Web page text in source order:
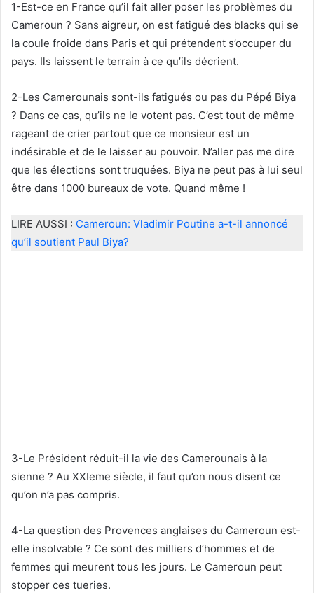
1-Est-ce en France qu’il fait aller poser les problèmes du
Cameroun ? Sans aigreur, on est fatigué des blacks qui se
la coule froide dans Paris et qui prétendent s’occuper du
pays. Ils laissent le terrain à ce qu’ils décrient.
2-Les Camerounais sont-ils fatigués ou pas du Pépé Biya
? Dans ce cas, qu’ils ne le votent pas. C’est tout de même
rageant de crier partout que ce monsieur est un
indésirable et de le laisser au pouvoir. N’aller pas me dire
que les élections sont truquées. Biya ne peut pas à lui seul
être dans 1000 bureaux de vote. Quand même !
LIRE AUSSI : Cameroun: Vladimir Poutine a-t-il annoncé
qu’il soutient Paul Biya?
3-Le Président réduit-il la vie des Camerounais à la
sienne ? Au XXIeme siècle, il faut qu’on nous disent ce
qu’on n’a pas compris.
4-La question des Provences anglaises du Cameroun est-
elle insolvable ? Ce sont des milliers d’hommes et de
femmes qui meurent tous les jours. Le Cameroun peut
stopper ces tueries.